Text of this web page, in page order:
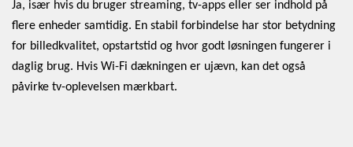
Ja, især hvis du bruger streaming, tv-apps eller ser indhold på
flere enheder samtidig. En stabil forbindelse har stor betydning
for billedkvalitet, opstartstid og hvor godt løsningen fungerer i
daglig brug. Hvis Wi-Fi dækningen er ujævn, kan det også
påvirke tv-oplevelsen mærkbart.